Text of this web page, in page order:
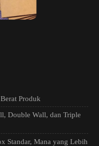
Produk
Double Wall, dan Triple
Standar, Mana yang Lebih